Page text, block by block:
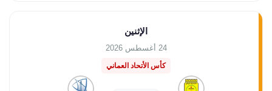
الإثنين
24 أغسطس 2026
كأس الأتحاد العماني